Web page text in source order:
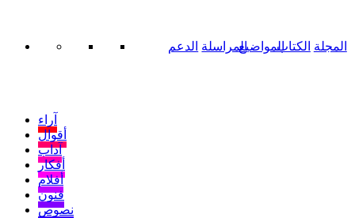
الدعم المراسلةالمواضيعالكتاب المجلة
آراء
أقوال
آداب
أفكار
أفلام
فنون
نصوص